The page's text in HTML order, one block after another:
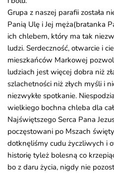
Grupa z naszej parafii została
Panią Ulę i Jej męża(bratanka
ich chlebem, który ma tak
ludzi. Serdeczność, otwarcie i
mieszkańców Markowej
ludziach jest więcej dobra niż
szlachetności niż złych myśli i
niezwykłe spotkanie.
wielkiego bochna chleba dla
Najświętszego Serca Pana
poczęstowani po Mszach
dotknęliśmy cudu życzliwych i
historię tyleż bolesną co
bo z daru życia, nigdy nie